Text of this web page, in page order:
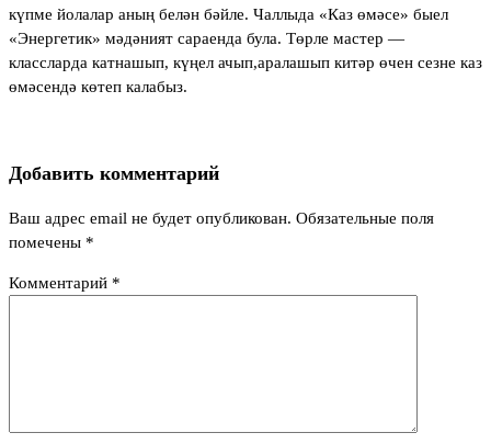
күпме йолалар аның белән бәйле. Чаллыда «Каз өмәсе» быел
«Энергетик» мәдәният сараенда була. Төрле мастер —
классларда катнашып, күңел ачып,аралашып китәр өчен сезне каз
өмәсендә көтеп калабыз.
Добавить комментарий
Ваш адрес email не будет опубликован. Обязательные поля
помечены *
Комментарий *